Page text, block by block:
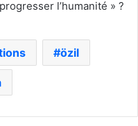
l’humanité » ?
özil